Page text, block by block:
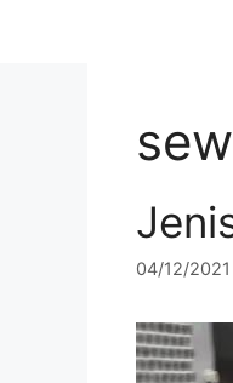
04/12/2021